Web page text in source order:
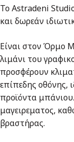
Το Astradeni
και δωρεάν
Είναι στον Όρμο
λιμάνι του
προσφέρουν
επίπεδης οθόνης,
προϊόντα
μαγειρεματος,
βραστήρας.